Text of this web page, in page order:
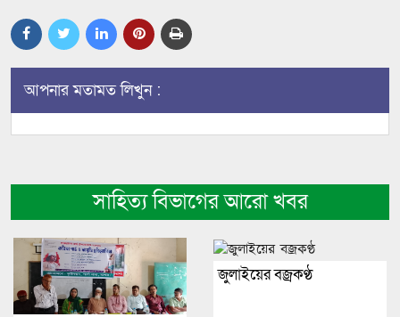
আপনার মতামত লিখুন :
সাহিত্য বিভাগের আরো খবর
​জুলাইয়ের বজ্রকণ্ঠ